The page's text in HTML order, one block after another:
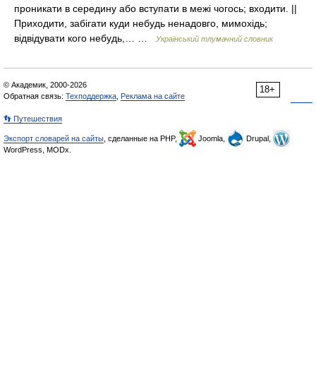
проникати в середину або вступати в межі чогось; входити. ||
Приходити, забігати куди небудь ненадовго, мимохідь;
відвідувати кого небудь,… …
Український тлумачний словник
18+
© Академик, 2000-2026
Обратная связь: Техподдержка Реклама на сайте
👣 Путешествия
Экспорт словарей на сайты , сделанные на PHP, Joomla,
Drupal,
WordPress, MODx.